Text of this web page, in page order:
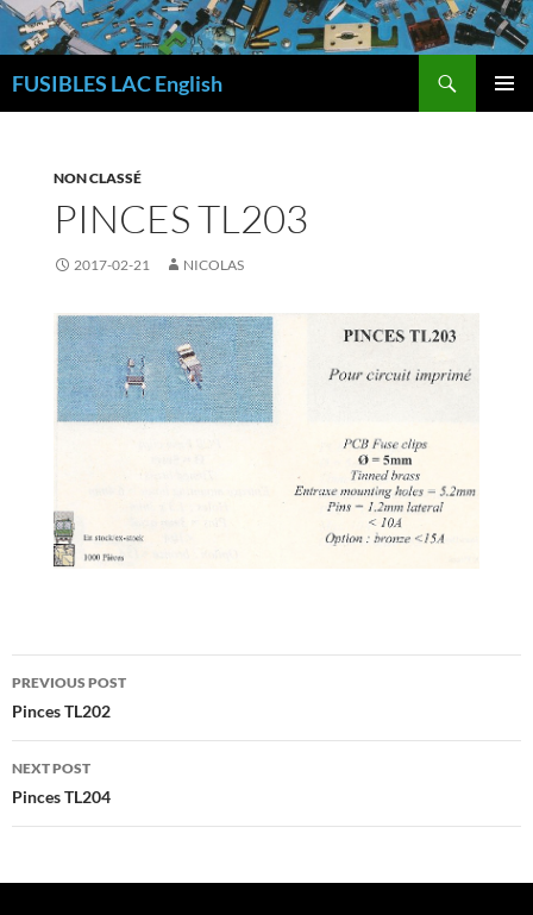
Skip
FUSIBLES LAC English
NON CLASSÉ
PINCES TL203
2017-02-21 NICOLAS
Post
navigation
PREVIOUS POST
Pinces TL202
NEXT POST
Pinces TL204